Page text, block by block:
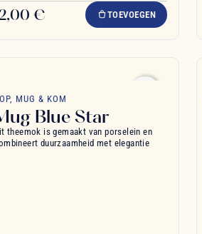
€ TOEVOEGEN
MUG & KOM
Blue Star
theemok is gemaakt van porselein en
duurzaamheid met elegantie